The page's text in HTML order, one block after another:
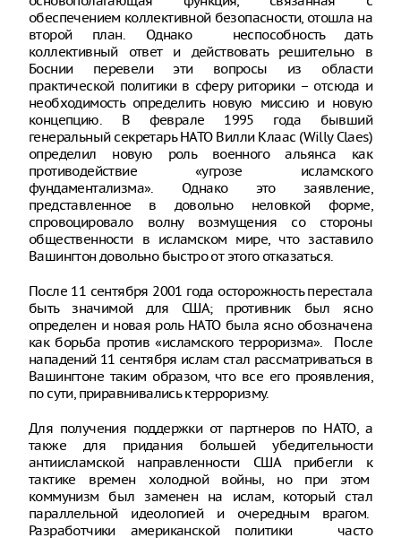
обеспечением коллективной безопасности, отошла на
второй план. Однако неспособность дать
коллективный ответ и действовать решительно в
Боснии перевели эти вопросы из области
практической политики в сферу риторики – отсюда и
необходимость определить новую миссию и новую
концепцию. В феврале 1995 года бывший
генеральный секретарь НАТО Вилли Клаас (Willy Claes)
определил новую роль военного альянса как
противодействие «угрозе исламского
фундаментализма». Однако это заявление,
представленное в довольно неловкой форме,
спровоцировало волну возмущения со стороны
общественности в исламском мире, что заставило
Вашингтон довольно быстро от этого отказаться.
После 11 сентября 2001 года осторожность перестала
быть значимой для США; противник был ясно
определен и новая роль НАТО была ясно обозначена
как борьба против «исламского терроризма». После
нападений 11 сентября ислам стал рассматриваться в
Вашингтоне таким образом, что все его проявления,
по сути, приравнивались к терроризму.
Для получения поддержки от партнеров по НАТО, а
также для придания большей убедительности
антиисламской направленности США прибегли к
тактике времен холодной войны, но при этом
коммунизм был заменен на ислам, который стал
параллельной идеологией и очередным врагом.
Разработчики американской политики часто